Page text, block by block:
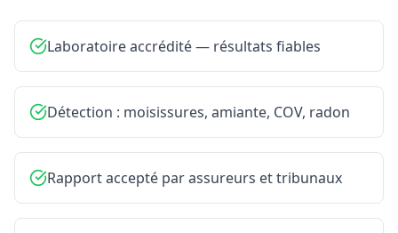
Laboratoire accrédité — résultats fiables
Détection : moisissures, amiante, COV, radon
Rapport accepté par assureurs et tribunaux